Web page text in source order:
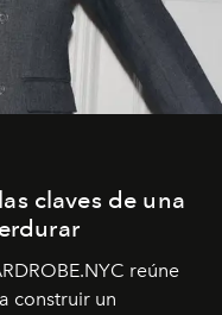
claves de una
reúne
construir un